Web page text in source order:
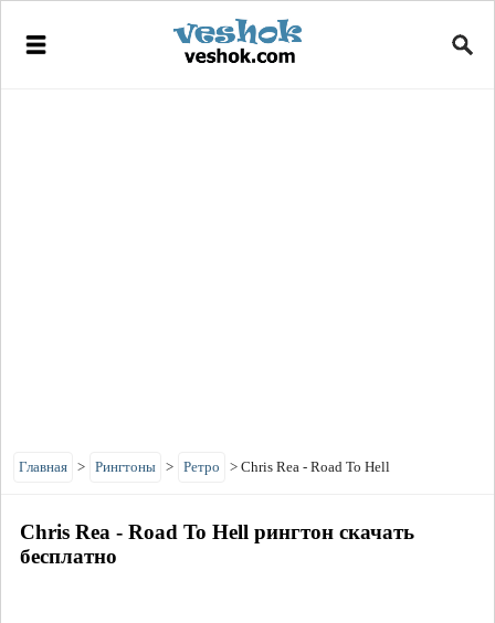
Главная > Рингтоны > Ретро > Chris Rea - Road To Hell
Chris Rea - Road To Hell рингтон скачать
бесплатно